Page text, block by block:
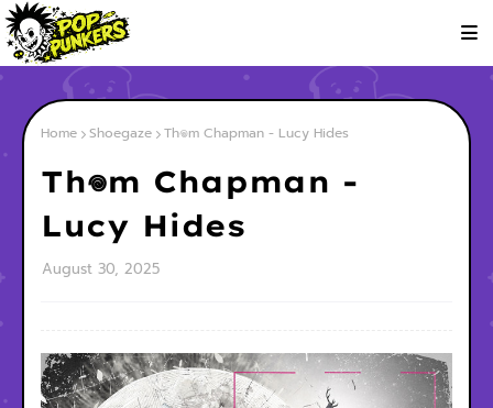
Home Shoegaze Th𖦹m Chapman - Lucy Hides
Th𖦹m Chapman -
Lucy Hides
August 30, 2025